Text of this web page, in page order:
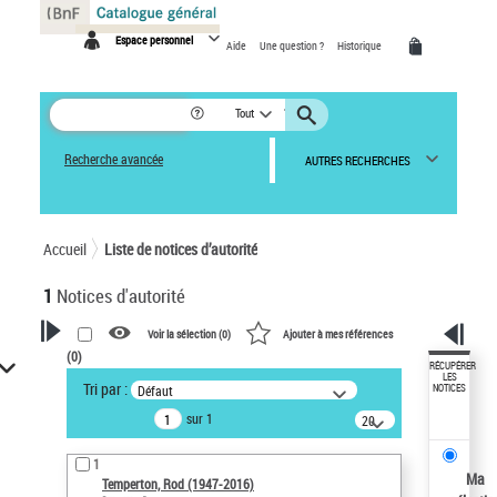
Espace personnel Aide Une question ? Historique
Tout
Recherche avancée AUTRES RECHERCHES
Accueil Liste de notices d’autorité
1 Notices d'autorité
VOTRE RECHERCHE
Recherche avancée dans les
notices d’autorité
Œuvres liées à l'auteur :
Temperton, Rod (1947-2016)
Voir la sélection (0) Ajouter à mes références
(0)
Tri par : Défaut
sur 1
20
résultats/page
1
Temperton, Rod (1947-2016)
RÉCUPÉRER
LES
NOTICES
Ma
Panneau de gestion des cookies